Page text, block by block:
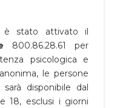
è stato attivato il
800.86.28.61 per
psicologica e
le persone
disponibile dal
18, esclusi i giorni